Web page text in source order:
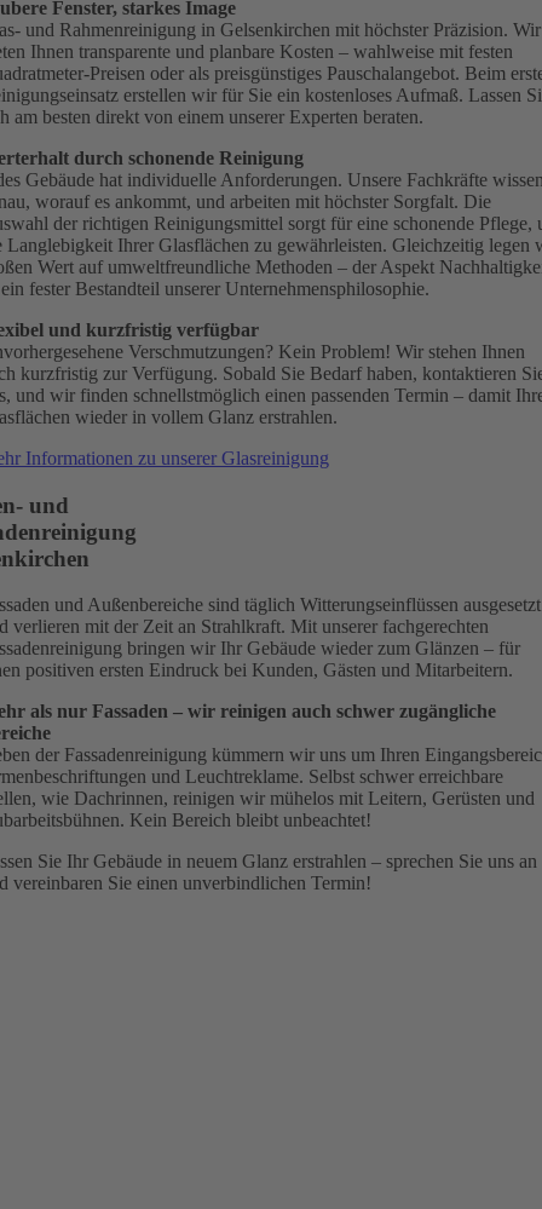
Fenster, starkes Image
und Rahmenreinigung in Gelsenkirchen mit höchster Präzision. Wir
Ihnen transparente und planbare Kosten – wahlweise mit festen
Preisen oder als preisgünstiges Pauschalangebot. Beim
erstellen wir für Sie ein kostenloses Aufmaß. Lassen
am besten direkt von einem unserer Experten beraten.
durch schonende Reinigung
Gebäude hat individuelle Anforderungen. Unsere Fachkräfte
worauf es ankommt, und arbeiten mit höchster Sorgfalt. Die
der richtigen Reinigungsmittel sorgt für eine schonende Pflege,
Langlebigkeit Ihrer Glasflächen zu gewährleisten. Gleichzeitig legen
Wert auf umweltfreundliche Methoden – der Aspekt
fester Bestandteil unserer Unternehmensphilosophie.
und kurzfristig verfügbar
Verschmutzungen? Kein Problem! Wir stehen Ihnen
kurzfristig zur Verfügung. Sobald Sie Bedarf haben, kontaktieren
und wir finden schnellstmöglich einen passenden Termin – damit
wieder in vollem Glanz erstrahlen.
Informationen zu unserer Glasreinigung
und
und Außenbereiche sind täglich Witterungseinflüssen ausgesetzt
verlieren mit der Zeit an Strahlkraft. Mit unserer fachgerechten
bringen wir Ihr Gebäude wieder zum Glänzen – für
positiven ersten Eindruck bei Kunden, Gästen und Mitarbeitern.
als nur Fassaden – wir reinigen auch schwer zugängliche
der Fassadenreinigung kümmern wir uns um Ihren
und Leuchtreklame. Selbst schwer erreichbare
wie Dachrinnen, reinigen wir mühelos mit Leitern, Gerüsten und
Kein Bereich bleibt unbeachtet!
Sie Ihr Gebäude in neuem Glanz erstrahlen – sprechen Sie uns an
vereinbaren Sie einen unverbindlichen Termin!